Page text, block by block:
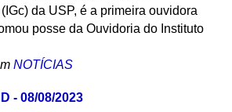
da USP, é a primeira ouvidora
posse da Ouvidoria do Instituto
NOTÍCIAS
- 08/08/2023